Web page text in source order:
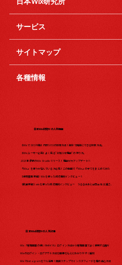
日本Wix研究所の人気動画
【WixでSEO対策】内部SEOの設定方法！自分で簡単にできる設定方法。
【Wixユーザー必見】よく見る"お知らせ機能"の作り方。
2023年最新のWix Studio リリース！機能が大アップデート?!
『Wix』を使うか悩んでいる方必見！この動画で『Wix』の全てをまとめてみた​
【保育園事業編】Wixを使った成功事例インタビュー！
【飲食業編】wixを使った成功事例インタビュー うるるはあと合同会社 三浦さ...
日本Wix研究所の人気記事
Wix「管理画面の使い方ガイド」ログイン方法から管理画面でよく使用する箇所
Wixのログイン・ログアウト方法を画像をもとにわかりやすく解説
WixでInstagramをフル活用！簡単ステップでインスタフィードを埋め込む方法
サービス
サイトマップ
各種情報